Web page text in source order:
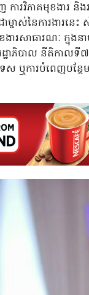
ារវិភាគមុខងារ និង
ចាស់នៃការងារន
សាធារណៈ ក្នុងនា
ឋាភិបាល នីតិកាលទី
េស ឬការបំពេញបន្